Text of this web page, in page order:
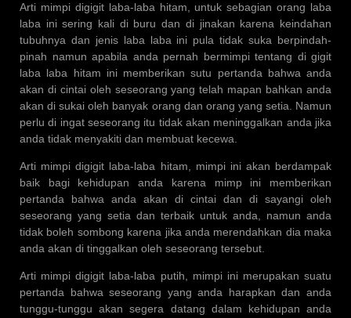
Arti mimpi digigit laba-laba hitam, untuk sebagian orang laba
laba ini sering kali di buru dan di jinakan karena keindahan
tubuhnya dan jenis laba laba ini pula tidak suka berpindah-
pinah namun apabila anda pernah bermimpi tentang di gigit
laba laba hitam ini memberikan sutu pertanda bahwa anda
akan di cintai oleh seseorang yang telah mapan bahkan anda
akan di sukai oleh banyak orang dan orang yang setia. Namun
perlu di ingat seseorang itu tidak akan meninggalkan anda jika
anda tidak menyakiti dan membuat kecewa.
Arti mimpi digigit laba-laba hitam, mimpi ini akan berdampak
baik bagi kehidupan anda karena mimp ini memberikan
pertanda bahwa anda akan di cintai dan di sayangi oleh
seseorang yang setia dan terbaik untuk anda, namun anda
tidak boleh sombong karena jika anda merendahkan dia maka
anda akan di tinggalkan oleh seseorang tersebut.
Arti mimpi digigit laba-laba putih, mimpi ini merupakan suatu
pertanda bahwa seseorang yang anda harapkan dan anda
tunggu-tunggu akan segera datang dalam kehidupan anda